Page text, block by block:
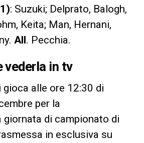
: Suzuki; Delprato, Balogh,
Keita; Man, Hernani,
All. Pecchia.
vederla in tv
gioca alle ore 12:30 di
per la
di campionato di
in esclusiva su